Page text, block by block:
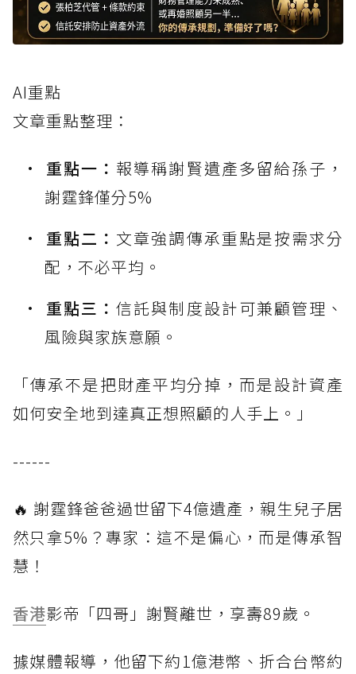
AI重點
文章重點整理：
重點一： 報導稱謝賢遺產多留給孫子，
謝霆鋒僅分5%
重點二： 文章強調傳承重點是按需求分
配，不必平均。
重點三：信託與制度設計可兼顧管理、
風險與家族意願。
「傳承不是把財產平均分掉，而是設計資產
如何安全地到達真正想照顧的人手上。」
------
🔥 謝霆鋒爸爸過世留下4億遺產，親生兒子居
然只拿5%？專家：這不是偏心，而是傳承智
慧！
香港影帝「四哥」謝賢離世，享壽89歲。
據媒體報導，他留下約1億港幣、折合台幣約